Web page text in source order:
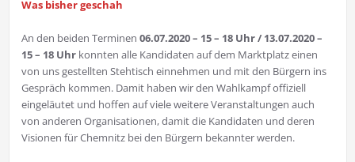
Was bisher geschah
An den beiden Terminen 06.07.2020 – 15 – 18 Uhr / 13.07.2020 –
15 – 18 Uhrkonnten alle Kandidaten auf dem Marktplatz einen
von uns gestellten Stehtisch einnehmen und mit den Bürgern ins
Gespräch kommen. Damit haben wir den Wahlkampf offiziell
eingeläutet und hoffen auf viele weitere Veranstaltungen auch
von anderen Organisationen, damit die Kandidaten und deren
Visionen für Chemnitz bei den Bürgern bekannter werden.